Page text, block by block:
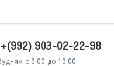
+(992) 903-02-22-98
с 9:00 до 19:00